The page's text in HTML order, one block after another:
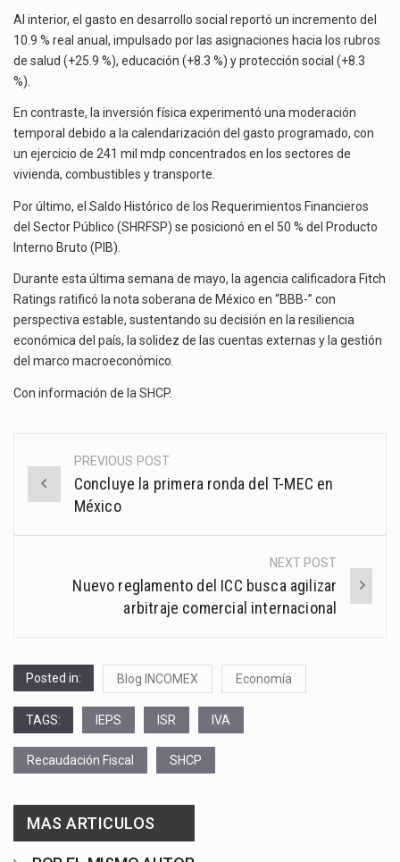
Al interior, el gasto en desarrollo social reportó un incremento del
10.9 % real anual, impulsado por las asignaciones hacia los rubros
de salud (+25.9 %), educación (+8.3 %) y protección social (+8.3
%).
En contraste, la inversión física experimentó una moderación
temporal debido a la calendarización del gasto programado, con
un ejercicio de 241 mil mdp concentrados en los sectores de
vivienda, combustibles y transporte.
Por último, el Saldo Histórico de los Requerimientos Financieros
del Sector Público (SHRFSP) se posicionó en el 50 % del Producto
Interno Bruto (PIB).
Durante esta última semana de mayo, la agencia calificadora Fitch
Ratings ratificó la nota soberana de México en “BBB-” con
perspectiva estable, sustentando su decisión en la resiliencia
económica del país, la solidez de las cuentas externas y la gestión
del marco macroeconómico.
Con información de la SHCP.
Post
navigation
PREVIOUS POST
Concluye la primera ronda del T-MEC en
México
NEXT POST
Nuevo reglamento del ICC busca agilizar
arbitraje comercial internacional
Posted in: Blog INCOMEX Economía
TAGS: IEPS ISR IVA
Recaudación Fiscal SHCP
MAS ARTICULOS